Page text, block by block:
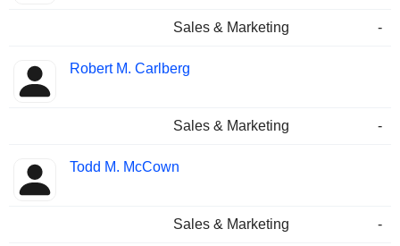
Sales & Marketing -
Robert M. Carlberg
Sales & Marketing -
Todd M. McCown
Sales & Marketing -